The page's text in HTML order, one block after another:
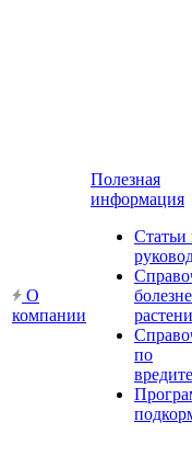
О
компании
Полезная
информация
Статьи
по